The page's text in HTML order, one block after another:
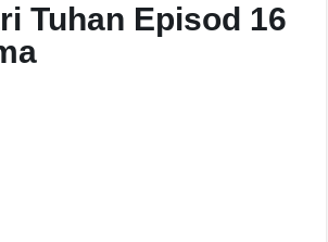
Tuhan Episod 16